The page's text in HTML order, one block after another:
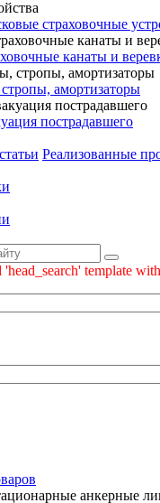
страховочные
канаты и
амортизаторы
пострадавшего
Реализованные
template